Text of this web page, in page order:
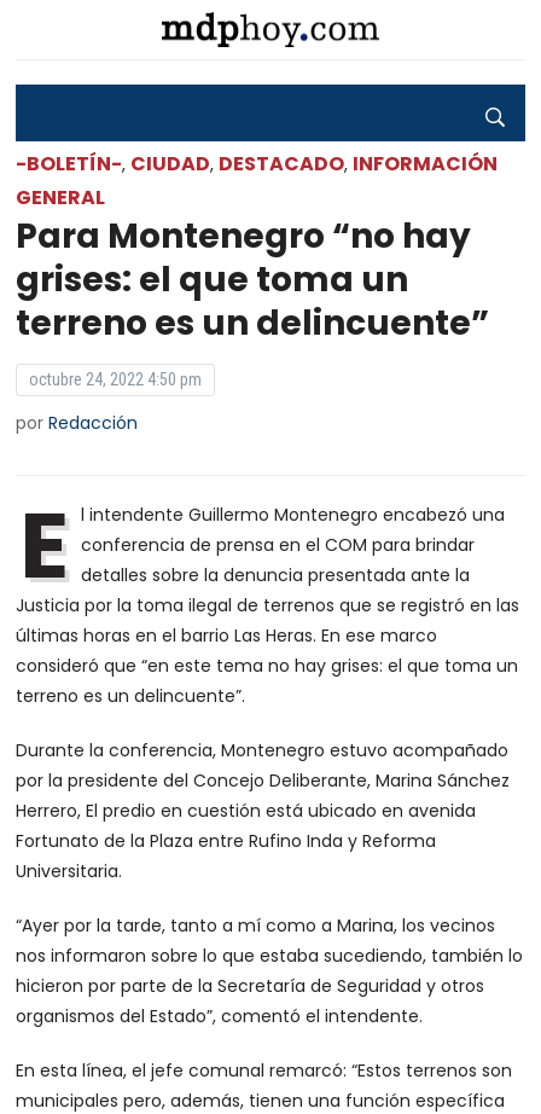
-BOLETÍN-, CIUDAD, DESTACADO, INFORMACIÓN
GENERAL
Para Montenegro “no hay
grises: el que toma un
terreno es un delincuente”
octubre 24, 2022 4:50 pm
porRedacción
E l intendente Guillermo Montenegro encabezó una
conferencia de prensa en el COM para brindar
detalles sobre la denuncia presentada ante la
Justicia por la toma ilegal de terrenos que se registró en las
últimas horas en el barrio Las Heras. En ese marco
consideró que “en este tema no hay grises: el que toma un
terreno es un delincuente”.
Durante la conferencia, Montenegro estuvo acompañado
por la presidente del Concejo Deliberante, Marina Sánchez
Herrero, El predio en cuestión está ubicado en avenida
Fortunato de la Plaza entre Rufino Inda y Reforma
Universitaria.
“Ayer por la tarde, tanto a mí como a Marina, los vecinos
nos informaron sobre lo que estaba sucediendo, también lo
hicieron por parte de la Secretaría de Seguridad y otros
organismos del Estado”, comentó el intendente.
En esta línea, el jefe comunal remarcó: “Estos terrenos son
municipales pero, además, tienen una función específica